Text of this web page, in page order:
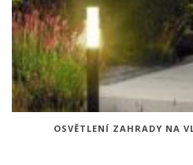
OSVĚTLENÍ ZAHRADY NA